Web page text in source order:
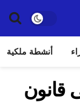
أنشطة ملكية
قانون